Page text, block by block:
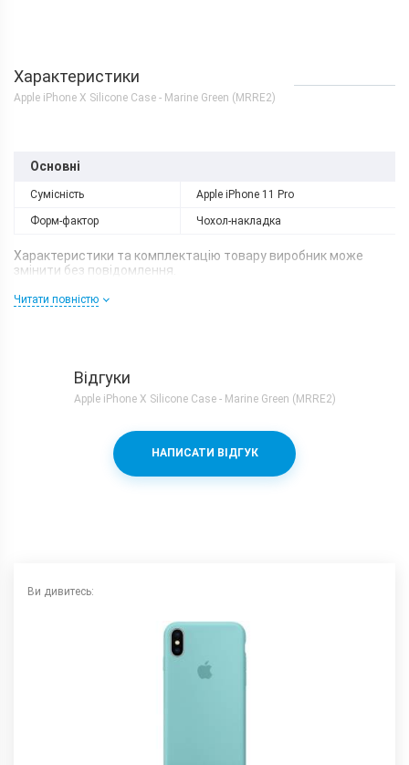
Характеристики
Apple iPhone X Silicone Case - Marine Green (MRRE2)
Основні
Сумісність Apple iPhone 11 Pro
Форм-фактор Чохол-накладка
Характеристики та комплектацію товару виробник може
змінити без повідомлення.
Читати повністю
Відгуки
Apple iPhone X Silicone Case - Marine Green (MRRE2)
НАПИСАТИ ВІДГУК
Ви дивитесь: